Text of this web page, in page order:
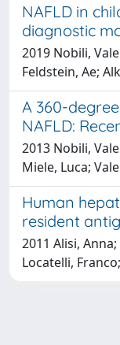
NAFLD in
diagnostic
2019 Nobili,
Feldstein, Ae;
A 360-
NAFLD:
2013 Nobili,
Miele, Luca;
Human
resident
2011 Alisi,
Locatelli,